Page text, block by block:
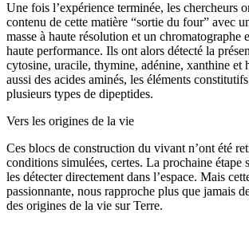
Une fois l’expérience terminée, les chercheurs
contenu de cette matière “sortie du four” avec
masse à haute résolution et un chromatographe
haute performance. Ils ont alors détecté la
cytosine, uracile, thymine, adénine, xanthine et
aussi des acides aminés, les éléments
plusieurs types de dipeptides.
Vers les origines de la vie
Ces blocs de construction du vivant n’ont été
conditions simulées, certes. La prochaine étape
les détecter directement dans l’espace. Mais
passionnante, nous rapproche plus que jamais
des origines de la vie sur Terre.